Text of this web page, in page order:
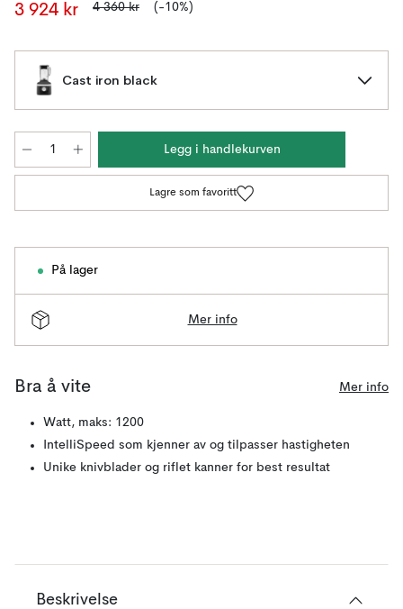
3 924 kr 4 360 kr (-10%)
Cast iron black
Legg i handlekurven
Lagre som favoritt
På lager
Mer info
Bra å vite Mer info
Watt, maks: 1200
IntelliSpeed som kjenner av og tilpasser hastigheten
Unike knivblader og riflet kanner for best resultat
Beskrivelse